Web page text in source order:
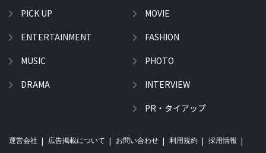
PICK UP
ENTERTAINMENT
MUSIC
DRAMA
MOVIE
FASHION
PHOTO
INTERVIEW
PR・タイアップ
運営会社 広告掲載について お問い合わせ 利用規約 採用情報